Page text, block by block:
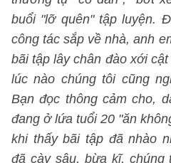
buổi "lỡ quên" tập luyện.
công tác sắp về nhà, anh
bãi tập lây chân đào xới
lúc nào chúng tôi cũng
Bạn đọc thông cảm cho,
đang ở lứa tuổi 20 "ăn
khi thấy bãi tập đã nhào
đã cày sâu, bừa kĩ, chúng